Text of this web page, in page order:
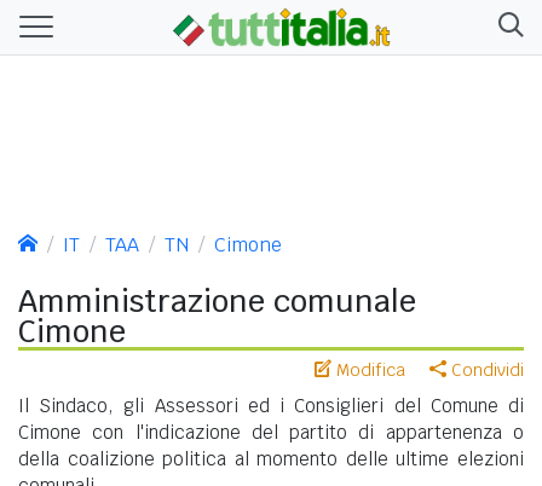
IT TAA TN Cimone
Amministrazione comunale
Cimone
Modifica Condividi
Il Sindaco, gli Assessori ed i Consiglieri del Comune di
Cimone con l'indicazione del partito di appartenenza o
della coalizione politica al momento delle ultime elezioni